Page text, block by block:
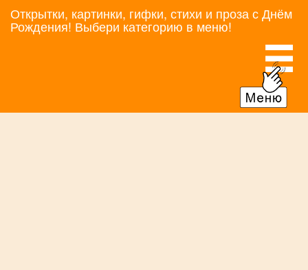
Открытки, картинки, гифки, стихи и проза с Днём
Рождения! Выбери категорию в меню!